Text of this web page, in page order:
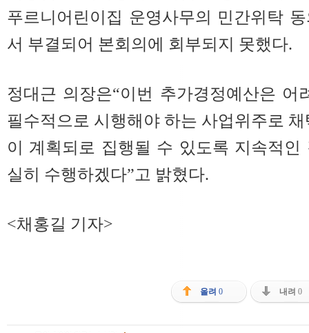
푸르니어린이집 운영사무의 민간위탁
서 부결되어 본회의에 회부되지 못했다.
정대근 의장은“이번 추가경정예산은
필수적으로 시행해야 하는 사업위주로
이 계획되로 집행될 수 있도록 지속적
실히 수행하겠다”고 밝혔다.
<채홍길 기자>
올려 0 내려 0